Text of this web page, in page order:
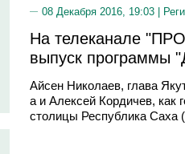
08 Декабря 2016, 19:03 |
На телеканале
выпуск программы
Айсен Николаев, глава
а и Ал­ексей Кордичев, как
столицы Республика Саха